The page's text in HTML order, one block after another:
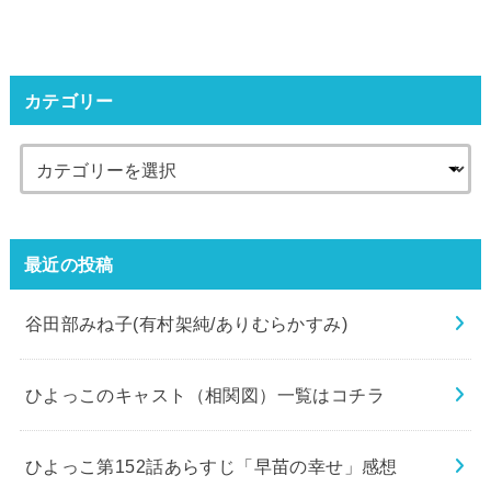
カテゴリー
最近の投稿
谷田部みね子(有村架純/ありむらかすみ)
ひよっこのキャスト（相関図）一覧はコチラ
ひよっこ第152話あらすじ「早苗の幸せ」感想